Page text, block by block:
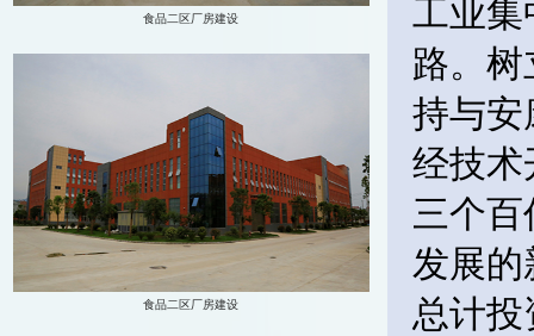
工业集
路。
持与安
经技术
三个
发展的
总计投